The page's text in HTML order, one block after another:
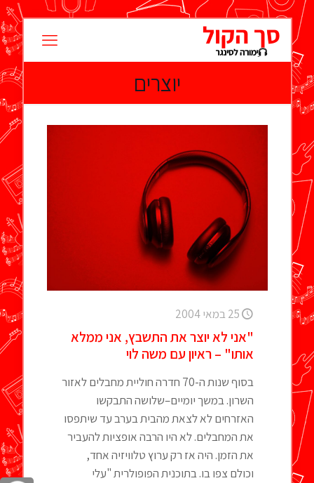
יוצרים
25 במאי 2004
"אני לא יוצר את התשבץ, אני ממלא
אותו" – ראיון עם משה לוי
בסוף שנות ה-70 חדרה חוליית מחבלים לאזור
השרון. במשך יומיים–שלושה התבקשו
האזרחים לא לצאת מהבית בערב עד שיתפסו
את המחבלים. לא היו הרבה אופציות להעביר
את הזמן. היה אז רק ערוץ טלוויזיה אחד,
וכולם צפו בו. בתוכנית הפופולרית "עלי